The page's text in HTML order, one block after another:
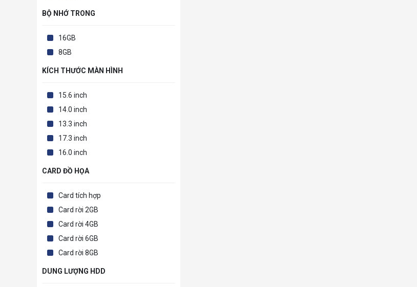
BỘ NHỚ TRONG
16GB
8GB
KÍCH THƯỚC MÀN HÌNH
15.6 inch
14.0 inch
13.3 inch
17.3 inch
16.0 inch
CARD ĐỒ HỌA
Card tích hợp
Card rời 2GB
Card rời 4GB
Card rời 6GB
Card rời 8GB
DUNG LƯỢNG HDD